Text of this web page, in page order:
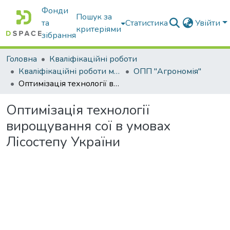
Фонди
та
зібрання
Пошук за
критеріями
Статистика Увійти
Головна
Кваліфікаційні роботи
Кваліфікаційні роботи магістрів
ОПП "Агрономія"
Оптимізація технології вирощування сої в умовах Лісостепу України
Оптимізація технології
вирощування сої в умовах
Лісостепу України